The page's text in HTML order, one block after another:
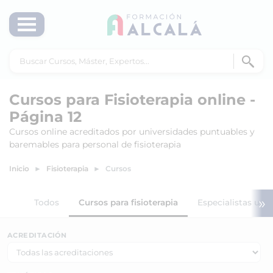
Cursos para Fisioterapia online -
Página 12
Cursos online acreditados por universidades puntuables y
baremables para personal de fisioterapia
Inicio Fisioterapia Cursos
Todos Cursos para fisioterapia Especialistas »
ACREDITACIÓN